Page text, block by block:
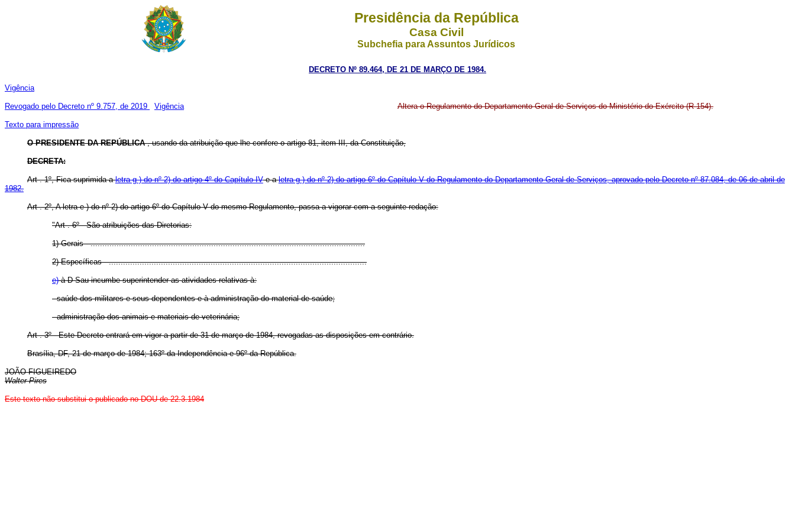
Presidência da República
Casa Civil
Subchefia para Assuntos Jurídicos
DECRETO Nº 89.464, DE 21 DE MARÇO DE 1984.
Vigência
Revogado pelo Decreto nº 9.757, de 2019 Vigência
Texto para impressão
Altera o Regulamento do Departamento-Geral de Serviços do Ministério do Exército (R-154).
O PRESIDENTE DA REPÚBLICA, usando da atribuição que lhe confere o artigo 81, item III, da Constituição,
DECRETA:
Art . 1º, Fica suprimida aletra g ) do nº 2) do artigo 4º do Capítulo IVe aletra g ) do nº 2) do artigo 6º do Capítulo V do Regulamento do Departamento-Geral de Serviços, aprovado pelo Decreto nº 87.084, de 06 de abril de
1982.
Art . 2º, A letra e ) do nº 2) do artigo 6º do Capítulo V do mesmo Regulamento, passa a vigorar com a seguinte redação:
"Art . 6º - São atribuições das Diretorias:
1) Gerais - ....................................................................................................................
2) Específicas - .............................................................................................................
e)à D Sau incumbe superintender as atividades relativas à:
- saúde dos militares e seus dependentes e à administração do material de saúde;
- administração dos animais e materiais de veterinária;
Art . 3º - Este Decreto entrará em vigor a partir de 31 de março de 1984, revogadas as disposições em contrário.
Brasília, DF, 21 de março de 1984; 163º da Independência e 96º da República.
JOÃO FIGUEIREDO
Walter Pires
Este texto não substitui o publicado no DOU de 22.3.1984